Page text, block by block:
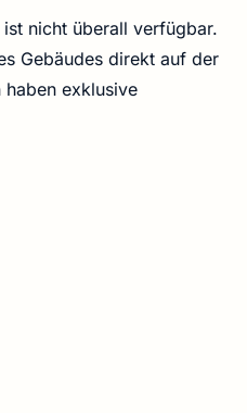
ist nicht überall verfügbar.
Gebäudes direkt auf der
haben exklusive